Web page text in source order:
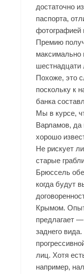
достаточно
паспорта,
фотографией
Премию
максимально
шестнадцати
Похоже, это
поскольку к
банка
Мы в курсе,
Варламов, да
хорошо
Не рискует
старые
Брюссель
когда будут
Крымом.
предлагает —
заднего
лиц. Хотя
например,